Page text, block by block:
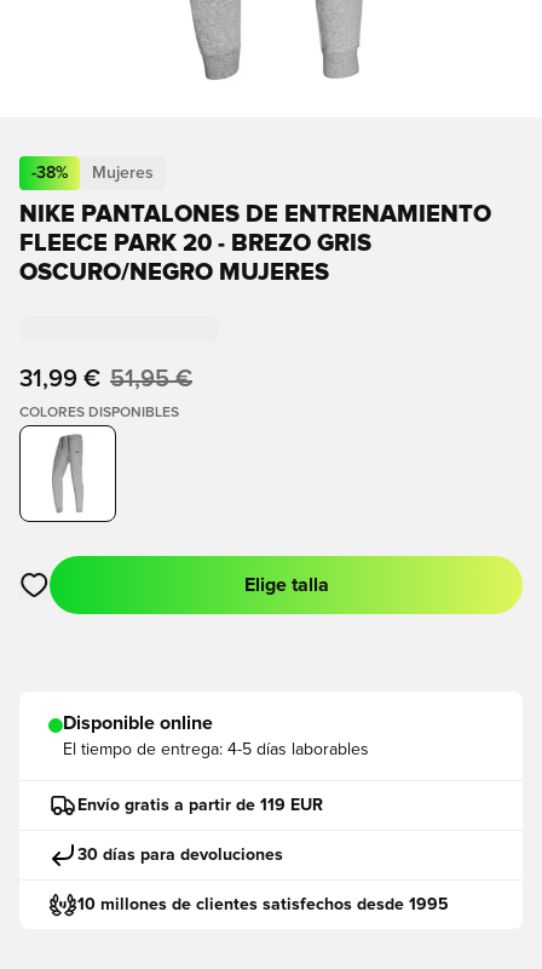
-38% Mujeres
NIKE PANTALONES DE ENTRENAMIENTO
FLEECE PARK 20 - BREZO GRIS
OSCURO/NEGRO MUJERES
31,99 € 51,95 €
COLORES DISPONIBLES
Abre un modal para iniciar sesión o registrarse como miembro
Elige talla
Disponible online
El tiempo de entrega: 4-5 días laborables
Envío gratis a partir de 119 EUR
30 días para devoluciones
10 millones de clientes satisfechos desde 1995